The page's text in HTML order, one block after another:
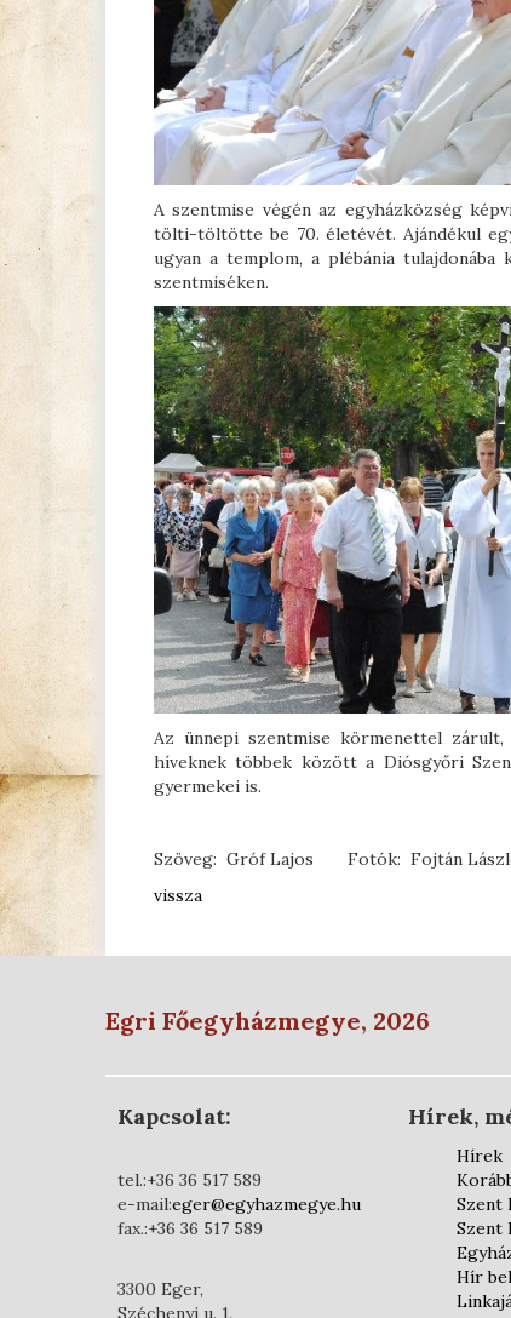
A szentmise végén az egyházközség
tölti-töltötte be 70. életévét. Ajándékul
ugyan a templom, a plébánia
szentmiséken.
Az ünnepi szentmise körmenettel
híveknek többek között a Diósgyőri
gyermekei is.
Szöveg: Gróf Lajos Fotók: Fojtán
vissza
Egri Főegyházmegye, 2026
Kapcsolat:
tel.:+36 36 517 589
e-mail:eger@egyhazmegye.hu
fax.:+36 36 517 589
3300 Eger,
Széchenyi u. 1.
Hírek,
Hírek
Szent
Szent
Hír